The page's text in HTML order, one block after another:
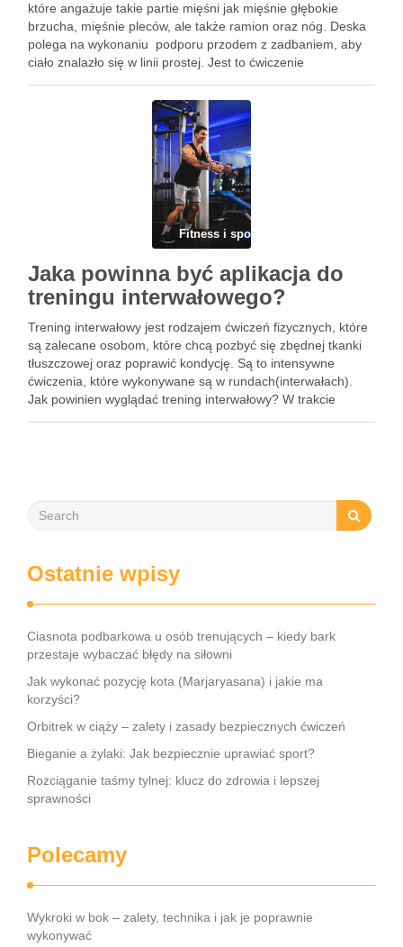
które angażuje takie partie mięśni jak mięśnie głębokie
brzucha, mięśnie pleców, ale także ramion oraz nóg. Deska
polega na wykonaniu podporu przodem z zadbaniem, aby
ciało znalazło się w linii prostej. Jest to ćwiczenie
utrzymanie prawidłowej postawy ciała. Prostota …
Fitness i sport
Jaka powinna być aplikacja do
treningu interwałowego?
Trening interwałowy jest rodzajem ćwiczeń fizycznych, które
są zalecane osobom, które chcą pozbyć się zbędnej tkanki
tłuszczowej oraz poprawić kondycję. Są to intensywne
ćwiczenia, które wykonywane są w rundach(interwałach).
Jak powinien wyglądać trening interwałowy? W trakcie
Ostatnie wpisy
Ciasnota podbarkowa u osób trenujących – kiedy bark
przestaje wybaczać błędy na siłowni
Jak wykonać pozycję kota (Marjaryasana) i jakie ma
korzyści?
Orbitrek w ciąży – zalety i zasady bezpiecznych ćwiczeń
Bieganie a żylaki: Jak bezpiecznie uprawiać sport?
Rozciąganie taśmy tylnej: klucz do zdrowia i lepszej
sprawności
Polecamy
Wykroki w bok – zalety, technika i jak je poprawnie
wykonywać